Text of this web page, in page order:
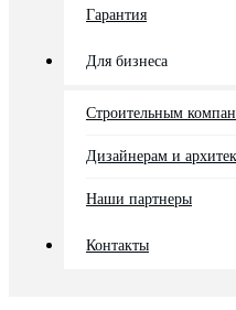
Гарантия
Для бизнеса
Строительным
Дизайнерам и
Наши партнеры
Контакты